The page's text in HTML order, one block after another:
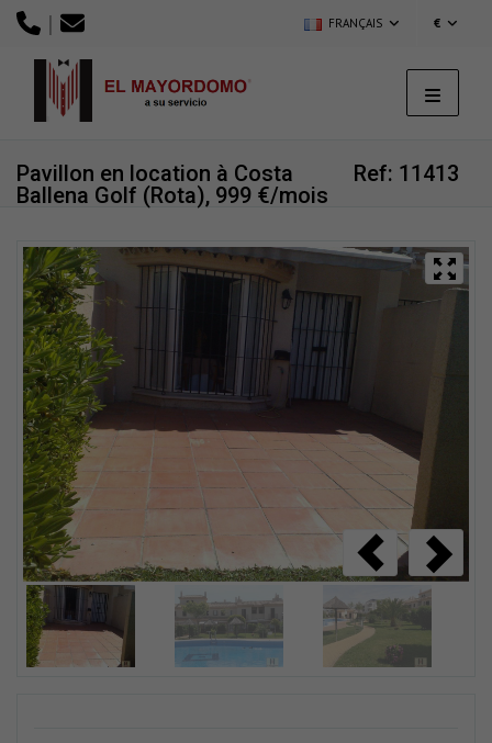
| FRANÇAIS €
Ref: 11413
Pavillon en location à Costa
Ballena Golf (Rota), 999 €/mois